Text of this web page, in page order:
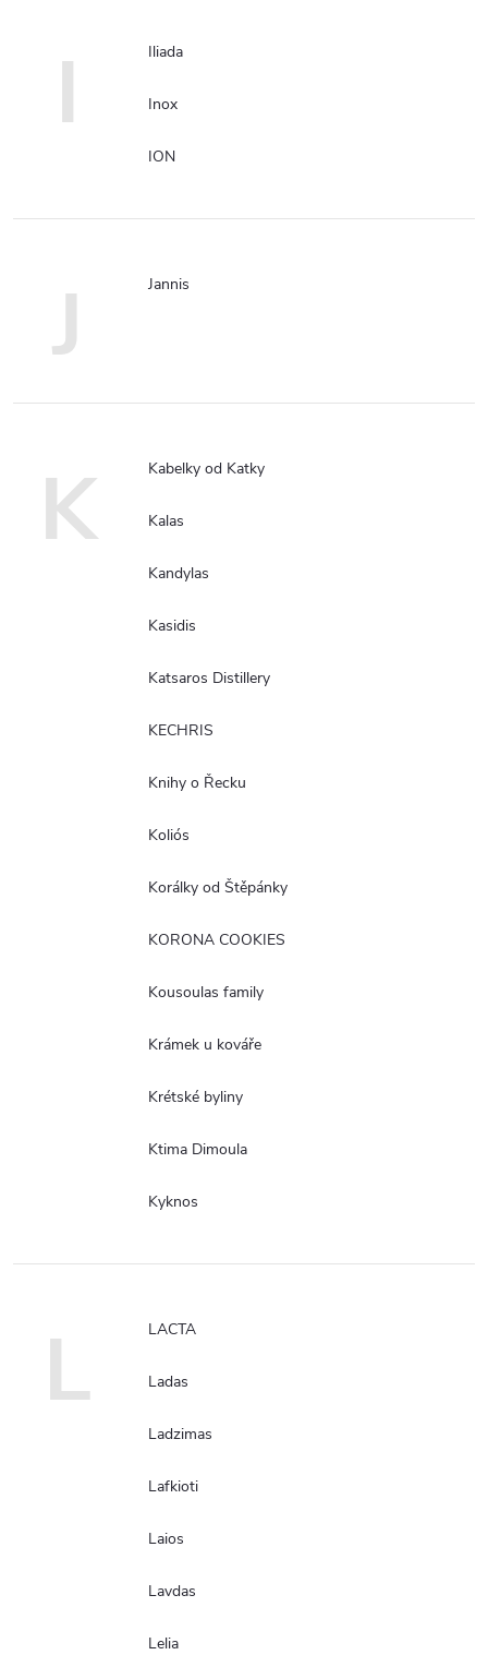
I Iliada
Inox
ION
J Jannis
K Kabelky od Katky
Kalas
Kandylas
Kasidis
Katsaros Distillery
KECHRIS
Knihy o Řecku
Koliós
Korálky od Štěpánky
KORONA COOKIES
Kousoulas family
Krámek u kováře
Krétské byliny
Ktima Dimoula
Kyknos
L LACTA
Ladas
Ladzimas
Lafkioti
Laios
Lavdas
Lelia